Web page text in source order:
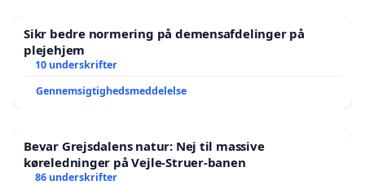
Sikr bedre normering på demensafdelinger på
plejehjem
10 underskrifter
Gennemsigtighedsmeddelelse
Bevar Grejsdalens natur: Nej til massive
køreledninger på Vejle-Struer-banen
86 underskrifter